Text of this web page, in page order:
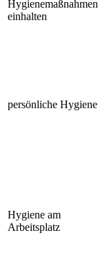
Hygienemaßnahmen
einhalten
persönliche Hygiene
Hygiene am
Arbeitsplatz